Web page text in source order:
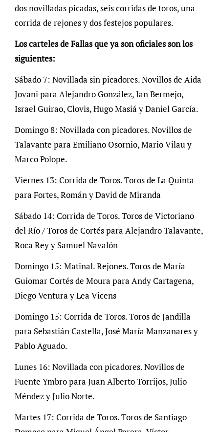
dos novilladas picadas, seis corridas de toros, una
corrida de rejones y dos festejos populares.
Los carteles de Fallas que ya son oficiales son los
siguientes:
Sábado 7: Novillada sin picadores. Novillos de Aida
Jovani para Alejandro González, Ian Bermejo,
Israel Guirao, Clovis, Hugo Masiá y Daniel García.
Domingo 8: Novillada con picadores. Novillos de
Talavante para Emiliano Osornio, Mario Vilau y
Marco Polope.
Viernes 13: Corrida de Toros. Toros de La Quinta
para Fortes, Román y David de Miranda
Sábado 14: Corrida de Toros. Toros de Victoriano
del Río / Toros de Cortés para Alejandro Talavante,
Roca Rey y Samuel Navalón
Domingo 15: Matinal. Rejones. Toros de María
Guiomar Cortés de Moura para Andy Cartagena,
Diego Ventura y Lea Vicens
Domingo 15: Corrida de Toros. Toros de Jandilla
para Sebastián Castella, José María Manzanares y
Pablo Aguado.
Lunes 16: Novillada con picadores. Novillos de
Fuente Ymbro para Juan Alberto Torrijos, Julio
Méndez y Julio Norte.
Martes 17: Corrida de Toros. Toros de Santiago